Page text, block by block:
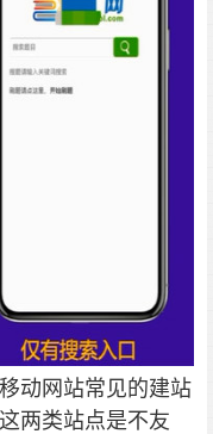
动网站常见的建站
两类站点是不友